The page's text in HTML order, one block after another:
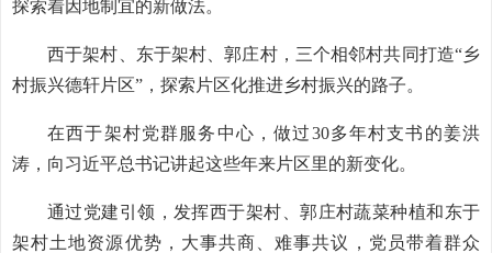
探索着因地制宜的新做法。
西于架村、东于架村、郭庄村，三个相邻村共同打造“乡
村振兴德轩片区”，探索片区化推进乡村振兴的路子。
在西于架村党群服务中心，做过30多年村支书的姜洪
涛，向习近平总书记讲起这些年来片区里的新变化。
通过党建引领，发挥西于架村、郭庄村蔬菜种植和东于
架村土地资源优势，大事共商、难事共议，党员带着群众